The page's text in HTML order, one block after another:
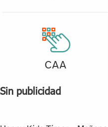
CAA
Sin publicidad